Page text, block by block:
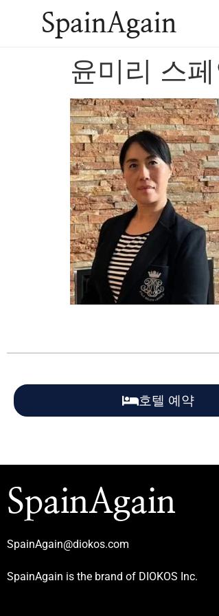
SpainAgain
윤미리 스
호텔 예약
SpainAgain
SpainAgain@diokos.com
SpainAgain is the brand of DIOKOS Inc.